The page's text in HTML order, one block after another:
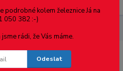
X-PressNet
podrobné kolem železnice Já na
050 382 :-)
rádi, že Vás máme.
Odeslat